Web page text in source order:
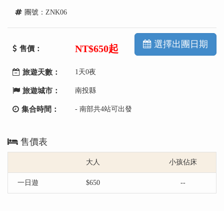
團號：ZNK06
售價： NT$650起
旅遊天數： 1天0夜
選擇出團日期
旅遊城市： 南投縣
集合時間： - 南部共4站可出發
售價表
大人 小孩佔床
一日遊 $650 --